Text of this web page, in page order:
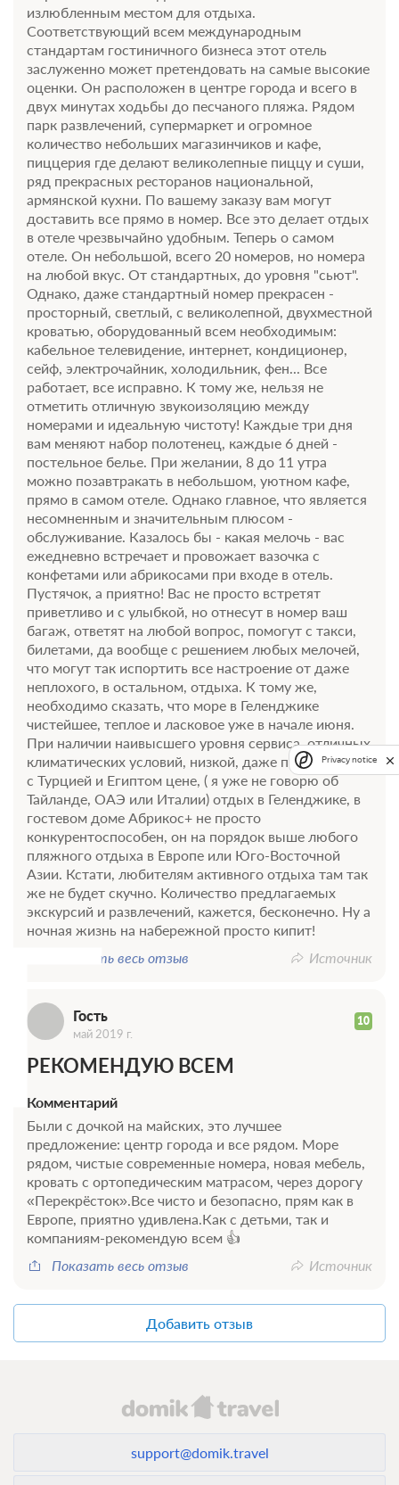
излюбленным местом для отдыха.
Соответствующий всем международным
стандартам гостиничного бизнеса этот отель
заслуженно может претендовать на самые высокие
оценки. Он расположен в центре города и всего в
двух минутах ходьбы до песчаного пляжа. Рядом
парк развлечений, супермаркет и огромное
количество небольших магазинчиков и кафе,
пиццерия где делают великолепные пиццу и суши,
ряд прекрасных ресторанов национальной,
армянской кухни. По вашему заказу вам могут
доставить все прямо в номер. Все это делает отдых
в отеле чрезвычайно удобным. Теперь о самом
отеле. Он небольшой, всего 20 номеров, но номера
на любой вкус. От стандартных, до уровня "сьют".
Однако, даже стандартный номер прекрасен -
просторный, светлый, с великолепной, двухместной
кроватью, оборудованный всем необходимым:
кабельное телевидение, интернет, кондиционер,
сейф, электрочайник, холодильник, фен... Все
работает, все исправно. К тому же, нельзя не
отметить отличную звукоизоляцию между
номерами и идеальную чистоту! Каждые три дня
вам меняют набор полотенец, каждые 6 дней -
постельное белье. При желании, 8 до 11 утра
можно позавтракать в небольшом, уютном кафе,
прямо в самом отеле. Однако главное, что является
несомненным и значительным плюсом -
обслуживание. Казалось бы - какая мелочь - вас
ежедневно встречает и провожает вазочка с
конфетами или абрикосами при входе в отель.
Пустячок, а приятно! Вас не просто встретят
приветливо и с улыбкой, но отнесут в номер ваш
багаж, ответят на любой вопрос, помогут с такси,
билетами, да вообще с решением любых мелочей,
что могут так испортить все настроение от даже
неплохого, в остальном, отдыха. К тому же,
необходимо сказать, что море в Геленджике
чистейшее, теплое и ласковое уже в начале июня.
При наличии наивысшего уровня сервиса, отличных
климатических условий, низкой, даже по сравнению
с Турцией и Египтом цене, ( я уже не говорю об
Тайланде, ОАЭ или Италии) отдых в Геленджике, в
гостевом доме Абрикос+ не просто
конкурентоспособен, он на порядок выше любого
пляжного отдыха в Европе или Юго-Восточной
Азии. Кстати, любителям активного отдыха там так
же не будет скучно. Количество предлагаемых
экскурсий и развлечений, кажется, бесконечно. Ну а
ночная жизнь на набережной просто кипит!
Показать весь отзыв
Источник
Гость 10
май 2019 г.
РЕКОМЕНДУЮ ВСЕМ
Комментарий
Были с дочкой на майских, это лучшее
предложение: центр города и все рядом. Море
рядом, чистые современные номера, новая мебель,
кровать с ортопедическим матрасом, через дорогу
«Перекрёсток».Все чисто и безопасно, прям как в
Европе, приятно удивлена.Как с детьми, так и
компаниям-рекомендую всем 👍
Показать весь отзыв
Источник
Добавить отзыв
support@domik.travel
Privacy notice